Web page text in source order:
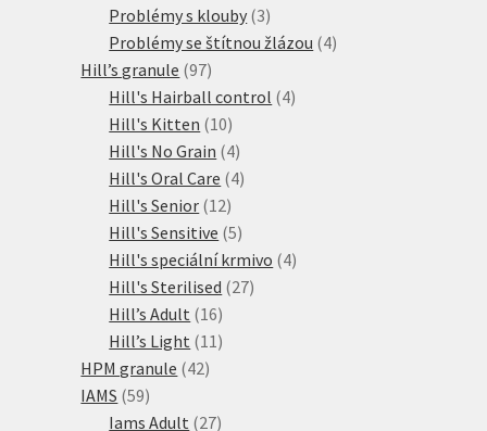
produkty
Problémy s klouby 33
produkty
Problémy se štítnou žlázou 44
Hill’s granule 9797
produktů
Hill's Hairball control 44
Hill's Kitten 1010
produktů
Hill's No Grain 44
produkty
Hill's Oral Care 44
Hill's Senior 1212
produktů
Hill's Sensitive 55
produktů
Hill's speciální krmivo 44
Hill's Sterilised 2727
Hill’s Adult 1616
produktů
Hill’s Light 11 11
HPM granule 4242
IAMS 5959
produktů
Iams Adult 2727